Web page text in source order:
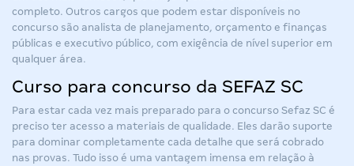
completo. Outros cargos que podem estar disponíveis no
concurso são analista de planejamento, orçamento e finanças
públicas e executivo público, com exigência de nível superior em
qualquer área.
Curso para concurso da SEFAZ SC
Para estar cada vez mais preparado para o concurso Sefaz SC é
preciso ter acesso a materiais de qualidade. Eles darão suporte
para dominar completamente cada detalhe que será cobrado
nas provas. Tudo isso é uma vantagem imensa em relação à